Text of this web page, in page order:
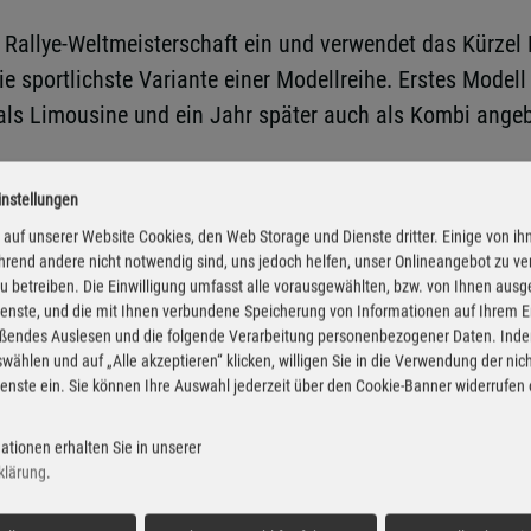
Weltmeisterschaft ein und verwendet das
sportlichste Variante einer Modellreihe. Erstes
Limousine und ein Jahr später auch als Kombi
Benziner mit 200 PS oder erstmals ein
Insgesamt rollen mehr als 87.800 Exemplare
Einheiten übertrifft.
erstmals die seitdem für RS-Modelle
184 PS und ist zum ersten Mal auch mit
Großbritannien und der Schweiz erzielen die
produziert Skoda von der dritten Generation des
unserer Website Cookies, den Web Storage und Dienste dritter. Einige von
andere nicht notwendig sind, uns jedoch helfen, unser Onlineangebot zu
betreiben. Die Einwilligung umfasst alle vorausgewählten, bzw. von Ihnen
und die mit Ihnen verbundene Speicherung von Informationen auf Ihrem
Auslesen und die folgende Verarbeitung personenbezogener Daten.
und auf „Alle akzeptieren“ klicken, willigen Sie in die Verwendung der
ein. Sie können Ihre Auswahl jederzeit über den Cookie-Banner widerrufen
erhalten Sie in unserer
.